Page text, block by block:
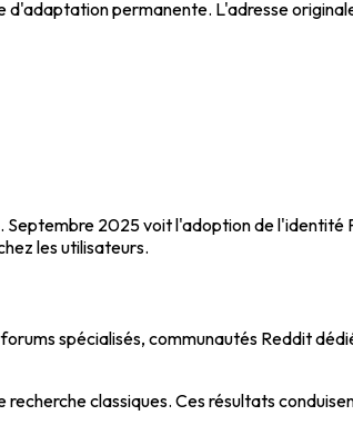
permanente. L'adresse
2025 voit l'adoption de l'identité
les utilisateurs.
spécialisés, communautés Reddit
classiques. Ces résultats